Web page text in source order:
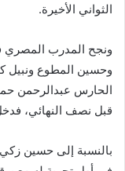
الثواني الأخيرة.
ونجح المدرب
وحسين المطوع ونبيل
الحارس عبدالرحمن
قبل نصف النهائي،
بالنسبة إلى حسين